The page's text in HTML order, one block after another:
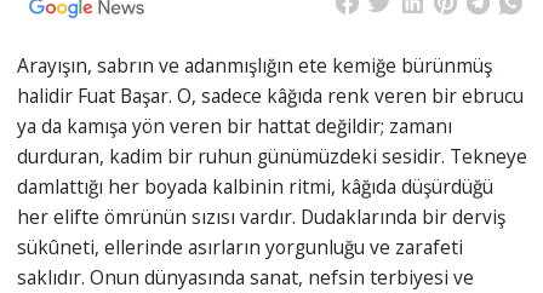
Arayışın, sabrın ve adanmışlığın ete kemiğe bürünmüş
halidir Fuat Başar. O, sadece kâğıda renk veren bir ebrucu
ya da kamışa yön veren bir hattat değildir; zamanı
durduran, kadim bir ruhun günümüzdeki sesidir. Tekneye
damlattığı her boyada kalbinin ritmi, kâğıda düşürdüğü
her elifte ömrünün sızısı vardır. Dudaklarında bir derviş
sükûneti, ellerinde asırların yorgunluğu ve zarafeti
saklıdır. Onun dünyasında sanat, nefsin terbiyesi ve